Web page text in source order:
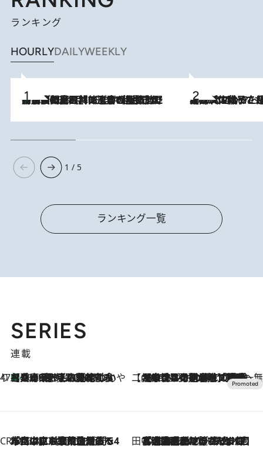
ランキング
HOURLYDAILYWEEKLY
2026.8.8
「最後に見られてよかった」上野動物園の東園パンダ舎が解体前に特別公開。8月16日まで延長されたパネル展と共に辿る“半世紀”のパンダ飼育《解体工事の図面あり》 2026.8.5
【阿川佐和子さんの年とる力】なぜ70代で始めた趣味は“こんなに楽しい”のか？ ピアノ、俳句…スランプに陥っても続けられる“ある秘訣”とは
1 / 5
ランキング一覧
SERIES
連載
47都道府県の手みやげ ひんやりスイーツで夏を満喫
2026.8.8
【兵庫県】この夏絶対食べたい 冷やしておいしいおやつ3選 淡路島の恵みをジェラートに集約 【CREA×星野リゾート】唯一無二。癒しと発見が待つ場所へ
2026.8.7
【トンボの足水浴】ヒノキの香りに包まれて涼感マックス！約13℃の湧水かけ流しを避暑地「星野温泉 トンボの湯」で体験
CREA'S CHOICE
2026.8.7
「立川にも歌舞伎があるんだよ」 片岡仁左衛門・市川中車ら豪華座組みで4年目の立川立飛歌舞伎へ 田中稲の勝手に再ブーム
2026.8.7
「湘南乃風に憧れて」観客大盛上がりの“タオル回し”に、ラッパー顔負けの高速歌唱まで…さだまさし（74）のアグレッシブすぎる現在地